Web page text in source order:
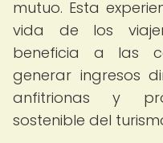
mutuo. Esta
vida de los
beneficia a las
generar ingresos
anfitrionas y
sostenible del